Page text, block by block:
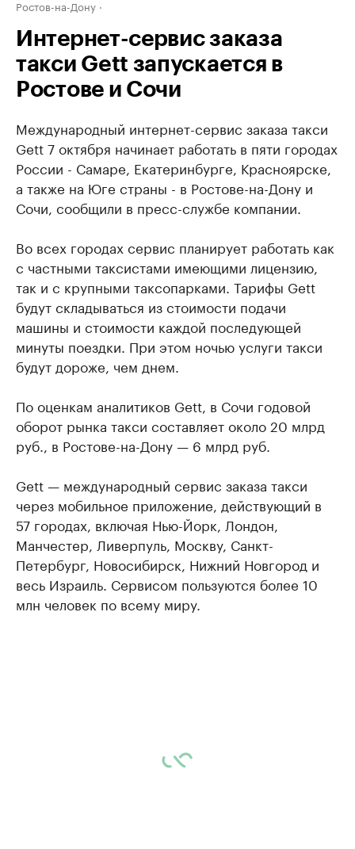
Ростов-на-Дону
Интернет-сервис заказа
такси Gett запускается в
Ростове и Сочи
Международный интернет-сервис заказа такси
Gett 7 октября начинает работать в пяти городах
России - Самаре, Екатеринбурге, Красноярске,
а также на Юге страны - в Ростове-на-Дону и
Сочи, сообщили в пресс-службе компании.
Во всех городах сервис планирует работать как
с частными таксистами имеющими лицензию,
так и с крупными таксопарками. Тарифы Gett
будут складываться из стоимости подачи
машины и стоимости каждой последующей
минуты поездки. При этом ночью услуги такси
будут дороже, чем днем.
По оценкам аналитиков Gett, в Сочи годовой
оборот рынка такси составляет около 20 млрд
руб., в Ростове-на-Дону — 6 млрд руб.
Gett — международный сервис заказа такси
через мобильное приложение, действующий в
57 городах, включая Нью-Йорк, Лондон,
Манчестер, Ливерпуль, Москву, Санкт-
Петербург, Новосибирск, Нижний Новгород и
весь Израиль. Сервисом пользуются более 10
млн человек по всему миру.